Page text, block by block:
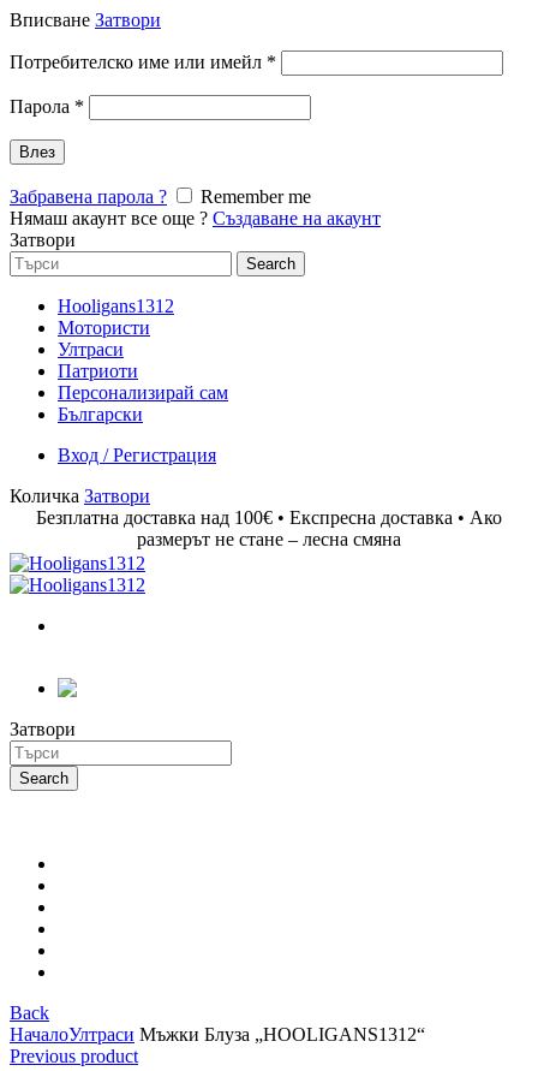
Вписване Затвори
Потребителско име или имейл *
Парола *
Влез
Забравена парола ?
Remember me
Нямаш акаунт все още ? Създаване на акаунт
Затвори
Search
for:
Search
Hooligans1312
Мотористи
Ултраси
Патриоти
Персонализирай сам
Български
Вход / Регистрация
Количка Затвори
Безплатна доставка над 100€ • Експресна доставка • Ако
размерът не стане – лесна смяна
Затвори
Search
for:
Search
Back
НачалоУлтраси Мъжки Блуза „HOOLIGANS1312“
Previous product